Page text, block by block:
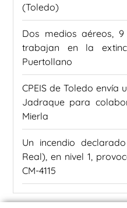
(Toledo)
Dos medios aéreos,
trabajan en la
Puertollano
CPEIS de Toledo envía
Jadraque para
Mierla
Un incendio
Real), en nivel 1,
CM-4115